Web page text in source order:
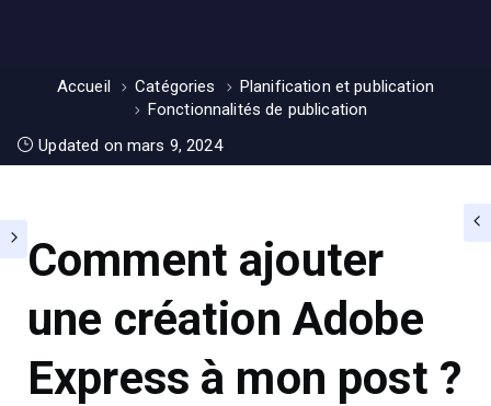
Accueil Catégories
Planification et publication
Fonctionnalités de publication
Updated on mars 9, 2024
Comment ajouter
une création Adobe
Express à mon post ?